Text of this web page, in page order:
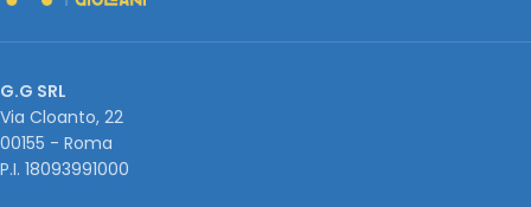
G.G SRL
Via Cloanto, 22
00155 - Roma
P.I. ‭18093991000